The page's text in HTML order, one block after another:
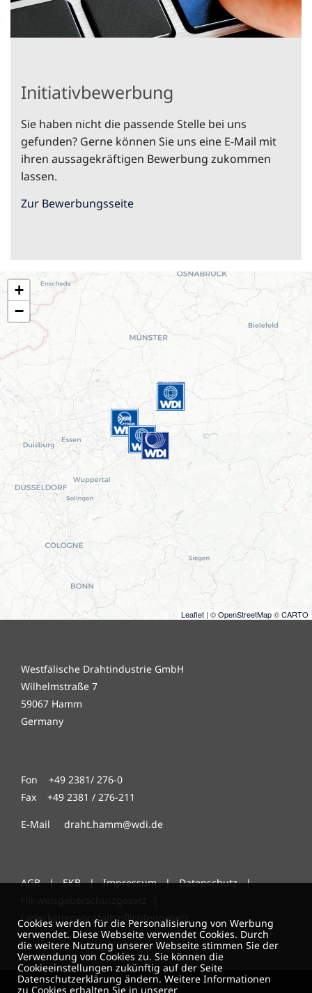
Initiativbewerbung
Sie haben nicht die passende Stelle bei uns
gefunden? Gerne können Sie uns eine E-Mail mit
ihren aussagekräftigen Bewerbung zukommen
lassen.
Zur Bewerbungsseite
+
−
Leaflet | ©OpenStreetMap©CARTO
Westfälische Drahtindustrie GmbH
Wilhelmstraße 7
59067 Hamm
Germany
Fon +49 2381/ 276-0
Fax +49 2381 / 276-211
E-Mail draht.hamm@wdi.de
AGB|EKB|Impressum|Datenschutz|
Lieferkettensorgfaltspflichtengesetz
Cookies werden für die Personalisierung von Werbung
verwendet. Diese Webseite verwendet Cookies. Durch
die weitere Nutzung unserer Webseite stimmen Sie der
Verwendung von Cookies zu. Sie können die
Cookieeinstellungen zukünftig auf der Seite
Datenschutzerklärung ändern. Weitere Informationen
zu Cookies erhalten Sie in unserer